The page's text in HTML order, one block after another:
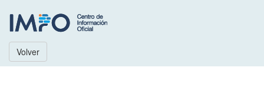
Volver